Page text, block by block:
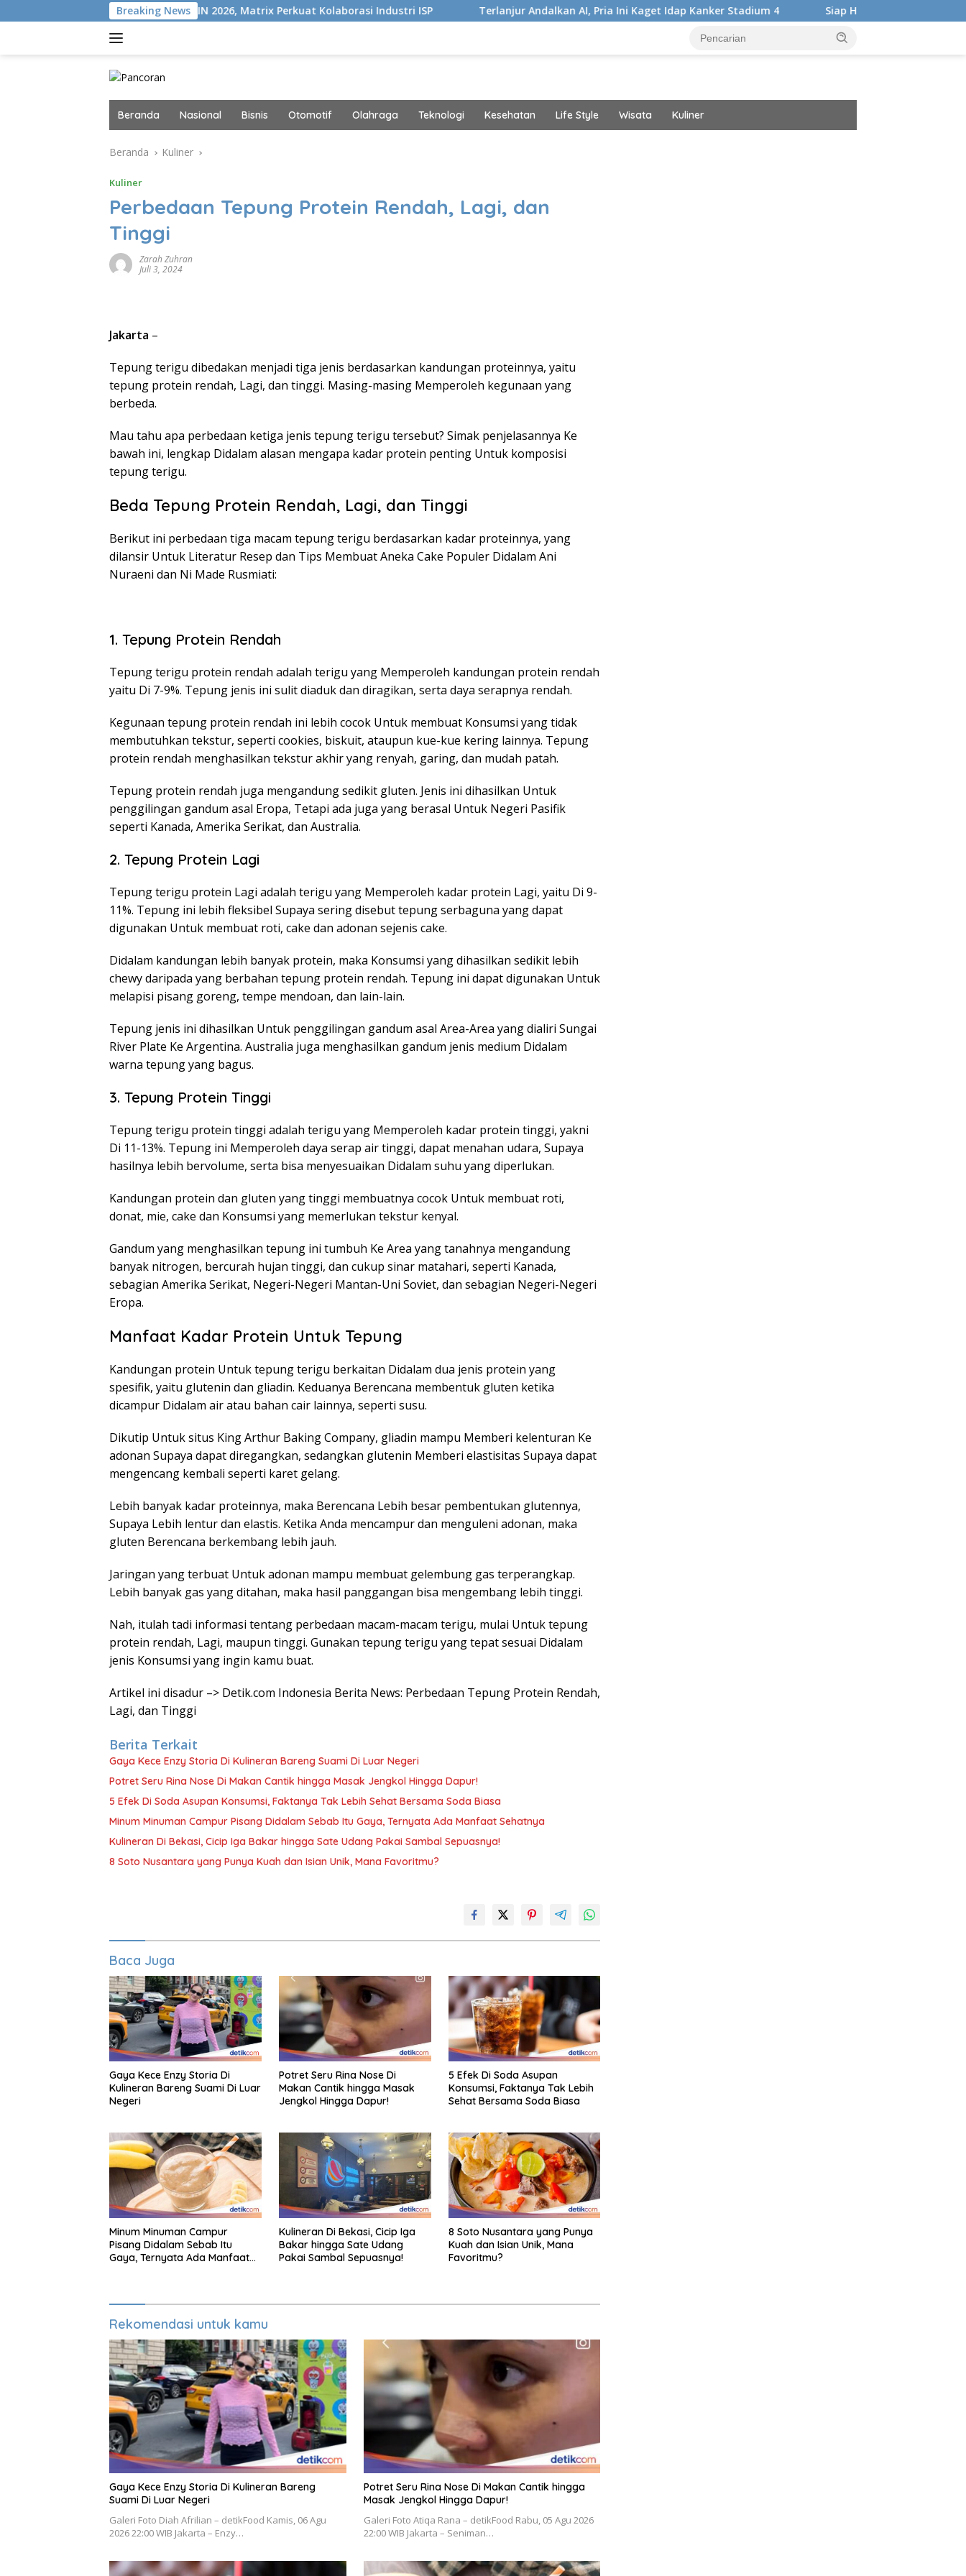
ke
Breaking News
Gelar MAIN 2026, Matrix Perkuat Kolaborasi Industri ISP Terlanjur Andalkan AI, Pria Ini Kaget Idap Kanker Stadium 4 Siap Harumkan Nama Bangsa, Audrey Bianca
Beranda Nasional Bisnis Otomotif Olahraga Teknologi Kesehatan Life Style Wisata Kuliner
Beranda Kuliner
Kuliner
Perbedaan Tepung Protein Rendah, Lagi, dan
Tinggi
Zarah Zuhran
Juli 3, 2024
Jakarta –
Tepung terigu dibedakan menjadi tiga jenis berdasarkan kandungan proteinnya, yaitu
tepung protein rendah, Lagi, dan tinggi. Masing-masing Memperoleh kegunaan yang
berbeda.
Mau tahu apa perbedaan ketiga jenis tepung terigu tersebut? Simak penjelasannya Ke
bawah ini, lengkap Didalam alasan mengapa kadar protein penting Untuk komposisi
tepung terigu.
Beda Tepung Protein Rendah, Lagi, dan Tinggi
Berikut ini perbedaan tiga macam tepung terigu berdasarkan kadar proteinnya, yang
dilansir Untuk Literatur Resep dan Tips Membuat Aneka Cake Populer Didalam Ani
Nuraeni dan Ni Made Rusmiati:
1. Tepung Protein Rendah
Tepung terigu protein rendah adalah terigu yang Memperoleh kandungan protein rendah
yaitu Di 7-9%. Tepung jenis ini sulit diaduk dan diragikan, serta daya serapnya rendah.
Kegunaan tepung protein rendah ini lebih cocok Untuk membuat Konsumsi yang tidak
membutuhkan tekstur, seperti cookies, biskuit, ataupun kue-kue kering lainnya. Tepung
protein rendah menghasilkan tekstur akhir yang renyah, garing, dan mudah patah.
Tepung protein rendah juga mengandung sedikit gluten. Jenis ini dihasilkan Untuk
penggilingan gandum asal Eropa, Tetapi ada juga yang berasal Untuk Negeri Pasifik
seperti Kanada, Amerika Serikat, dan Australia.
2. Tepung Protein Lagi
Tepung terigu protein Lagi adalah terigu yang Memperoleh kadar protein Lagi, yaitu Di 9-
11%. Tepung ini lebih fleksibel Supaya sering disebut tepung serbaguna yang dapat
digunakan Untuk membuat roti, cake dan adonan sejenis cake.
Didalam kandungan lebih banyak protein, maka Konsumsi yang dihasilkan sedikit lebih
chewy daripada yang berbahan tepung protein rendah. Tepung ini dapat digunakan Untuk
melapisi pisang goreng, tempe mendoan, dan lain-lain.
Tepung jenis ini dihasilkan Untuk penggilingan gandum asal Area-Area yang dialiri Sungai
River Plate Ke Argentina. Australia juga menghasilkan gandum jenis medium Didalam
warna tepung yang bagus.
3. Tepung Protein Tinggi
Tepung terigu protein tinggi adalah terigu yang Memperoleh kadar protein tinggi, yakni
Di 11-13%. Tepung ini Memperoleh daya serap air tinggi, dapat menahan udara, Supaya
hasilnya lebih bervolume, serta bisa menyesuaikan Didalam suhu yang diperlukan.
Kandungan protein dan gluten yang tinggi membuatnya cocok Untuk membuat roti,
donat, mie, cake dan Konsumsi yang memerlukan tekstur kenyal.
Gandum yang menghasilkan tepung ini tumbuh Ke Area yang tanahnya mengandung
banyak nitrogen, bercurah hujan tinggi, dan cukup sinar matahari, seperti Kanada,
sebagian Amerika Serikat, Negeri-Negeri Mantan-Uni Soviet, dan sebagian Negeri-Negeri
Eropa.
Manfaat Kadar Protein Untuk Tepung
Kandungan protein Untuk tepung terigu berkaitan Didalam dua jenis protein yang
spesifik, yaitu glutenin dan gliadin. Keduanya Berencana membentuk gluten ketika
dicampur Didalam air atau bahan cair lainnya, seperti susu.
Dikutip Untuk situs King Arthur Baking Company, gliadin mampu Memberi kelenturan Ke
adonan Supaya dapat diregangkan, sedangkan glutenin Memberi elastisitas Supaya dapat
mengencang kembali seperti karet gelang.
Lebih banyak kadar proteinnya, maka Berencana Lebih besar pembentukan glutennya,
Supaya Lebih lentur dan elastis. Ketika Anda mencampur dan menguleni adonan, maka
gluten Berencana berkembang lebih jauh.
Jaringan yang terbuat Untuk adonan mampu membuat gelembung gas terperangkap.
Lebih banyak gas yang ditahan, maka hasil panggangan bisa mengembang lebih tinggi.
Nah, itulah tadi informasi tentang perbedaan macam-macam terigu, mulai Untuk tepung
protein rendah, Lagi, maupun tinggi. Gunakan tepung terigu yang tepat sesuai Didalam
jenis Konsumsi yang ingin kamu buat.
Artikel ini disadur –> Detik.com Indonesia Berita News: Perbedaan Tepung Protein Rendah,
Lagi, dan Tinggi
Berita Terkait
Gaya Kece Enzy Storia Di Kulineran Bareng Suami Di Luar Negeri
Potret Seru Rina Nose Di Makan Cantik hingga Masak Jengkol Hingga Dapur!
5 Efek Di Soda Asupan Konsumsi, Faktanya Tak Lebih Sehat Bersama Soda Biasa
Minum Minuman Campur Pisang Didalam Sebab Itu Gaya, Ternyata Ada Manfaat Sehatnya
Kulineran Di Bekasi, Cicip Iga Bakar hingga Sate Udang Pakai Sambal Sepuasnya!
8 Soto Nusantara yang Punya Kuah dan Isian Unik, Mana Favoritmu?
Baca Juga
Gaya Kece Enzy Storia Di
Kulineran Bareng Suami Di Luar
Negeri
Potret Seru Rina Nose Di
Makan Cantik hingga Masak
Jengkol Hingga Dapur!
5 Efek Di Soda Asupan
Konsumsi, Faktanya Tak Lebih
Sehat Bersama Soda Biasa
Minum Minuman Campur
Pisang Didalam Sebab Itu
Gaya, Ternyata Ada Manfaat
Kulineran Di Bekasi, Cicip Iga
Bakar hingga Sate Udang
Pakai Sambal Sepuasnya!
8 Soto Nusantara yang Punya
Kuah dan Isian Unik, Mana
Favoritmu?
Rekomendasi untuk kamu
Gaya Kece Enzy Storia Di Kulineran Bareng
Suami Di Luar Negeri
Galeri Foto Diah Afrilian – detikFood Kamis, 06 Agu
2026 22:00 WIB Jakarta – Enzy…
Potret Seru Rina Nose Di Makan Cantik hingga
Masak Jengkol Hingga Dapur!
Galeri Foto Atiqa Rana – detikFood Rabu, 05 Agu 2026
22:00 WIB Jakarta – Seniman…